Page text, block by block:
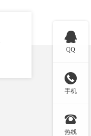

QQ

手机

热线